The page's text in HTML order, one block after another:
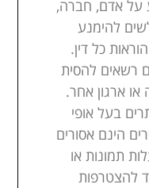
על אדם, חברה,
להימנע
כל דין.
רשאים להסית
ארגון אחר.
בעל אופי
הינם אסורים
תמונות או
להצטרפות